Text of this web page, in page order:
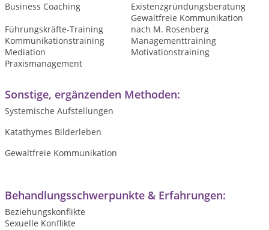
Business Coaching
Existenzgründungsberatung
Führungskräfte-Training
Gewaltfreie Kommunikation
nach M. Rosenberg
Kommunikationstraining
Managementtraining
Mediation
Motivationstraining
Praxismanagement
Sonstige, ergänzenden Methoden:
Systemische Aufstellungen
Katathymes Bilderleben
Gewaltfreie Kommunikation
Behandlungsschwerpunkte & Erfahrungen:
Beziehungskonflikte
Sexuelle Konflikte